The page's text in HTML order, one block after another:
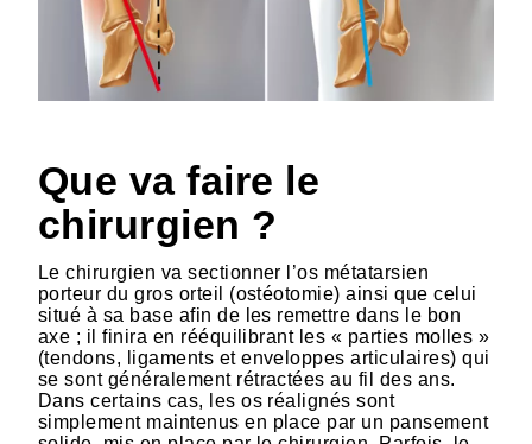
Que va faire le
chirurgien ?
Le chirurgien va sectionner l’os métatarsien
porteur du gros orteil (ostéotomie) ainsi que celui
situé à sa base afin de les remettre dans le bon
axe ; il finira en rééquilibrant les « parties molles »
(tendons, ligaments et enveloppes articulaires) qui
se sont généralement rétractées au fil des ans.
Dans certains cas, les os réalignés sont
simplement maintenus en place par un pansement